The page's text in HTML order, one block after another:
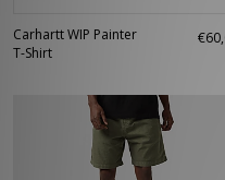
Carhartt WIP Painter
T-Shirt